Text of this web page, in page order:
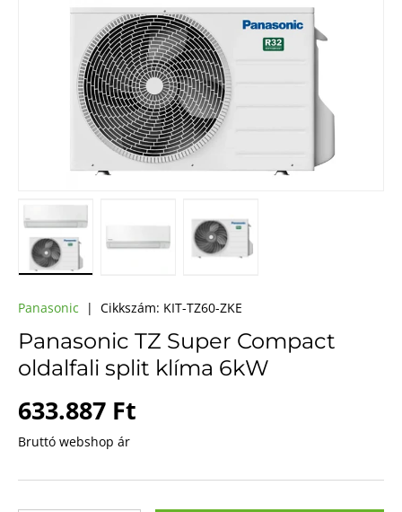
Panasonic | Cikkszám: KIT-TZ60-ZKE
Panasonic TZ Super Compact
oldalfali split klíma 6kW
Webes ár
633.887 Ft
Bruttó webshop ár